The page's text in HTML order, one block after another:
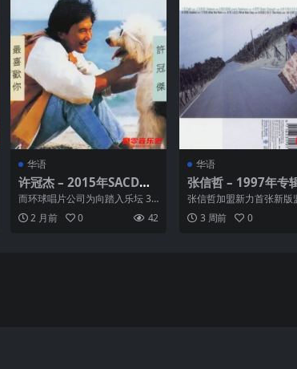
华语
许冠杰 – 2015年SACD系
列 – 最喜欢你 DSD DSF
而环球唱片公司为向踏入乐坛 30
年的许冠杰致敬，更不惜向康艺
成音、新艺宝等多间...
2 月前 0 42
华语
张信哲 – 1997年专
觉 wav
张信哲加盟新力首张新版
辑，全新的、最好的、惊
直觉专辑 01. 信 0...
3 周前 0